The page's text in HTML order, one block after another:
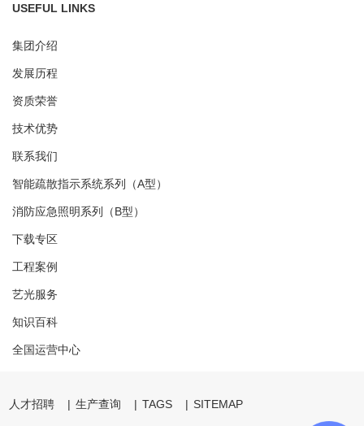
USEFUL LINKS
集团介绍
发展历程
资质荣誉
技术优势
联系我们
智能疏散指示系统系列（A型）
消防应急照明系列（B型）
下载专区
工程案例
艺光服务
知识百科
全国运营中心
人才招聘 | 生产查询 | TAGS | SITEMAP